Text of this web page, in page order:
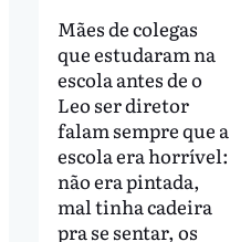
Mães de colegas
que estudaram na
escola antes de o
Leo ser diretor
falam sempre que a
escola era horrível:
não era pintada,
mal tinha cadeira
pra se sentar, os